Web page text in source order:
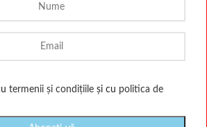
termenii și condițiile și cu politica de